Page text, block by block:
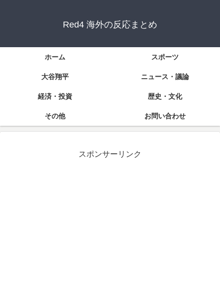
Red4 海外の反応まとめ
ホーム スポーツ
大谷翔平 ニュース・議論
経済・投資 歴史・文化
その他 お問い合わせ
スポンサーリンク